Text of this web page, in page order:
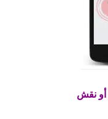
أو نقش